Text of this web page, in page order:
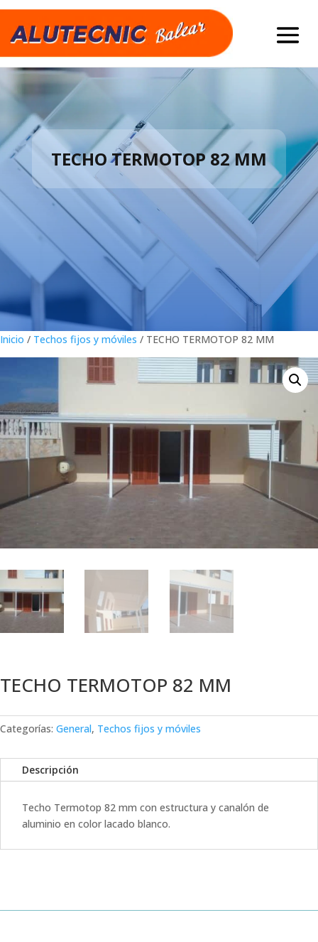
TECHO TERMOTOP 82 MM
Inicio / Techos fijos y móviles / TECHO TERMOTOP 82 MM
TECHO TERMOTOP 82 MM
Categorías: General, Techos fijos y móviles
Descripción
Techo Termotop 82 mm con estructura y canalón de
aluminio en color lacado blanco.